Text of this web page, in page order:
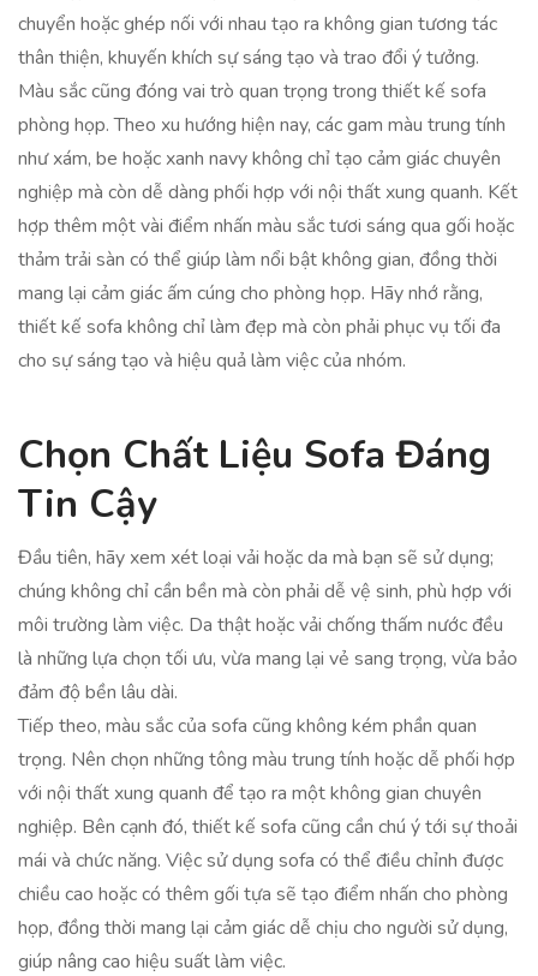
chuyển hoặc ghép nối với nhau tạo ra không gian tương tác
thân thiện, khuyến khích sự sáng tạo và trao đổi ý tưởng.
Màu sắc cũng đóng vai trò quan trọng trong thiết kế sofa
phòng họp. Theo xu hướng hiện nay, các gam màu trung tính
như xám, be hoặc xanh navy không chỉ tạo cảm giác chuyên
nghiệp mà còn dễ dàng phối hợp với nội thất xung quanh. Kết
hợp thêm một vài điểm nhấn màu sắc tươi sáng qua gối hoặc
thảm trải sàn có thể giúp làm nổi bật không gian, đồng thời
mang lại cảm giác ấm cúng cho phòng họp. Hãy nhớ rằng,
thiết kế sofa không chỉ làm đẹp mà còn phải phục vụ tối đa
cho sự sáng tạo và hiệu quả làm việc của nhóm.
Chọn Chất Liệu Sofa Đáng
Tin Cậy
Đầu tiên, hãy xem xét loại vải hoặc da mà bạn sẽ sử dụng;
chúng không chỉ cần bền mà còn phải dễ vệ sinh, phù hợp với
môi trường làm việc. Da thật hoặc vải chống thấm nước đều
là những lựa chọn tối ưu, vừa mang lại vẻ sang trọng, vừa bảo
đảm độ bền lâu dài.
Tiếp theo, màu sắc của sofa cũng không kém phần quan
trọng. Nên chọn những tông màu trung tính hoặc dễ phối hợp
với nội thất xung quanh để tạo ra một không gian chuyên
nghiệp. Bên cạnh đó, thiết kế sofa cũng cần chú ý tới sự thoải
mái và chức năng. Việc sử dụng sofa có thể điều chỉnh được
chiều cao hoặc có thêm gối tựa sẽ tạo điểm nhấn cho phòng
họp, đồng thời mang lại cảm giác dễ chịu cho người sử dụng,
giúp nâng cao hiệu suất làm việc.